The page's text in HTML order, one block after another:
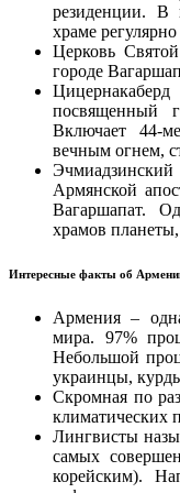
резиденции. В
храме
Церковь
городе
посвященный
Включает 44-
вечным огнем,
Армянской
Вагаршапат.
храмов
Интересные факты об
Армения –
мира. 97%
Небольшой
украинцы,
Скромная по
климатических
Лингвисты
самых
корейским).